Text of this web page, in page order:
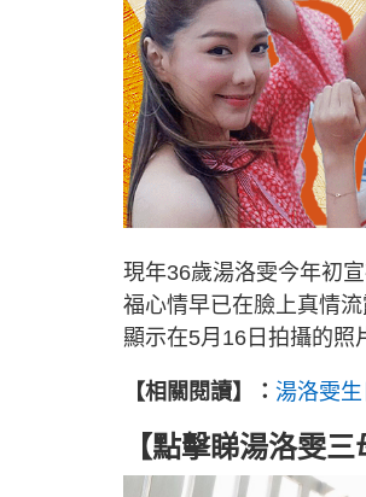
現年36歲湯洛雯今年初
福心情早已在臉上真情
顯示在5月16日拍攝的照
【相關閱讀】： 湯洛雯
【點擊睇湯洛雯三